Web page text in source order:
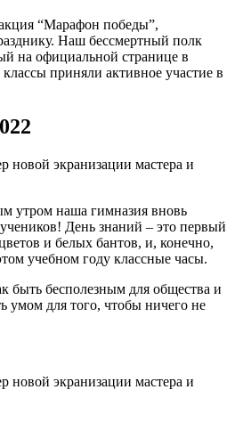
“Марафон победы”,
Наш бессмертный полк
на официальной странице в
приняли активное участие в
утром наша гимназия вновь
День знаний – это первый
и белых бантов, и, конечно,
учебном году классные часы.
быть бесполезным для общества и
умом для того, чтобы ничего не